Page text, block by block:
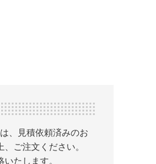
、見積依頼済みのお
ご注文ください。
たします。